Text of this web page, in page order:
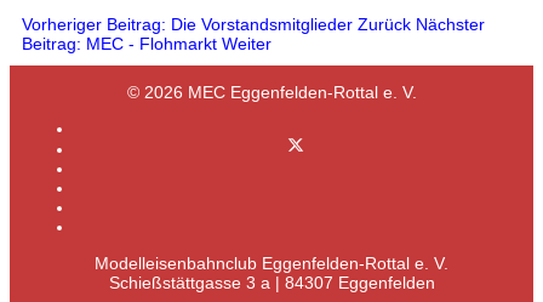
Vorheriger Beitrag: Die Vorstandsmitglieder Zurück Nächster
Beitrag: MEC - Flohmarkt Weiter
© 2026 MEC Eggenfelden-Rottal e. V.
Modelleisenbahnclub Eggenfelden-Rottal e. V.
Schießstättgasse 3 a | 84307 Eggenfelden